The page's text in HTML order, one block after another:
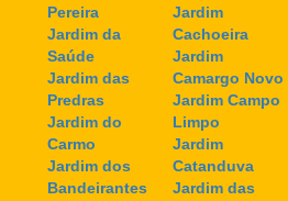
Pereira
Jardim da
Saúde
Jardim das
Predras
Jardim do
Carmo
Jardim dos
Bandeirantes
Jardim
Cachoeira
Jardim
Camargo Novo
Jardim Campo
Limpo
Jardim
Catanduva
Jardim das